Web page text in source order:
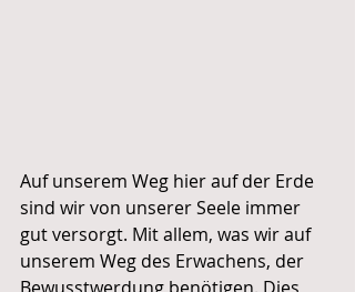
Auf unserem Weg hier auf der Erde
sind wir von unserer Seele immer
gut versorgt. Mit allem, was wir auf
unserem Weg des Erwachens, der